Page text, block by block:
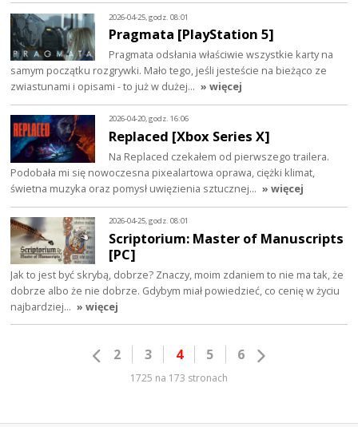
2026-04-25, godz. 08:01
Pragmata [PlayStation 5]
Pragmata odsłania właściwie wszystkie karty na
samym początku rozgrywki. Mało tego, jeśli jesteście na bieżąco ze
zwiastunami i opisami - to już w dużej… » więcej
2026-04-20, godz. 16:06
Replaced [Xbox Series X]
Na Replaced czekałem od pierwszego trailera.
Podobała mi się nowoczesna pixealartowa oprawa, ciężki klimat,
świetna muzyka oraz pomysł uwięzienia sztucznej… » więcej
2026-04-25, godz. 08:01
Scriptorium: Master of Manuscripts
[PC]
Jak to jest być skrybą, dobrze? Znaczy, moim zdaniem to nie ma tak, że
dobrze albo że nie dobrze. Gdybym miał powiedzieć, co cenię w życiu
najbardziej… » więcej
2 3 4 5 6
1725 na 173 stronach